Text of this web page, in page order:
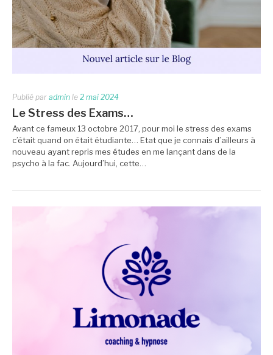
Publié par admin le 2 mai 2024
Le Stress des Exams…
Avant ce fameux 13 octobre 2017, pour moi le stress des exams
c’était quand on était étudiante… Etat que je connais d’ailleurs à
nouveau ayant repris mes études en me lançant dans de la
psycho à la fac. Aujourd’hui, cette…